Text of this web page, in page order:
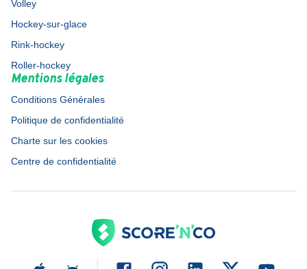
Volley
Hockey-sur-glace
Rink-hockey
Roller-hockey
Mentions légales
Conditions Générales
Politique de confidentialité
Charte sur les cookies
Centre de confidentialité